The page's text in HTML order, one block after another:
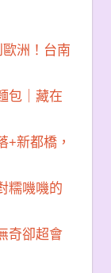
洲！台南
包｜藏在
+新都橋，
糯嘰嘰的
奇卻超會